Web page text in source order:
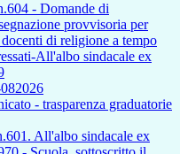
- Domande di
provvisoria per
di religione a tempo
All'albo sindacale ex
- trasparenza graduatorie
All'albo sindacale ex